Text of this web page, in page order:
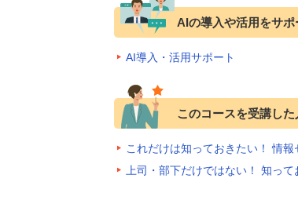
AIの導入や活用をサ
AI導入・活用サポート
このコースを受講し
これだけは知っておきたい！ 情報
上司・部下だけではない！ 知って